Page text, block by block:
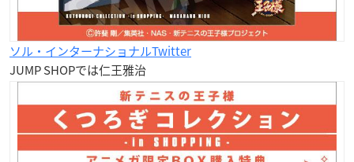
ソル・インターナショナルTwitter
JUMP SHOPでは仁王雅治